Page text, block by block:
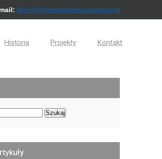
biuro@koninskafundacjakultury.pl
Historia Projekty Kontakt